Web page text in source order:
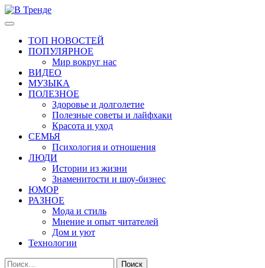
Перейти
к
Основное
ТОП НОВОСТЕЙ
ПОПУЛЯРНОЕ
Мир вокруг нас
ВИДЕО
МУЗЫКА
ПОЛЕЗНОЕ
Здоровье и долголетие
Полезные советы и лайфхаки
Красота и уход
СЕМЬЯ
Психология и отношения
ЛЮДИ
Истории из жизни
Знаменитости и шоу-бизнес
ЮМОР
РАЗНОЕ
Мода и стиль
Мнение и опыт читателей
Дом и уют
Технологии
Найти: